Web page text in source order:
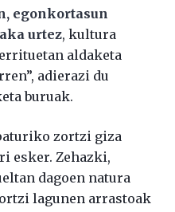
egonkortasun
urtez, kultura
aldaketa
adierazi du
buruak.
zortzi giza
esker. Zehazki,
dagoen natura
lagunen arrastoak